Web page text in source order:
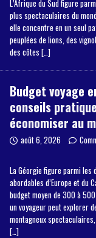
L’Afrique du Sud figure
plus spectaculaires du
elle concentre en un seul
peuplées de lions, des
des côtes […]
Budget voyage
conseils
économiser au
août 6, 2026
La Géorgie figure parmi les
abordables d’Europe et du
budget moyen de 300 à
un voyageur peut explorer
montagneux
[…]